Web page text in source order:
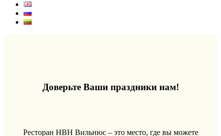
Доверьте Ваши праздники нам!
Ресторан HBH Вильнюс – это место, где вы можете